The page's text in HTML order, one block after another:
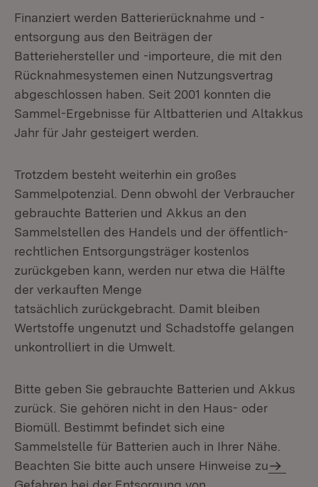
Finanziert werden Batterierücknahme und -
entsorgung aus den Beiträgen der
Batteriehersteller und -importeure, die mit den
Rücknahmesystemen einen Nutzungsvertrag
abgeschlossen haben. Seit 2001 konnten die
Sammel-Ergebnisse für Altbatterien und Altakkus
Jahr für Jahr gesteigert werden.
Trotzdem besteht weiterhin ein großes
Sammelpotenzial. Denn obwohl der Verbraucher
gebrauchte Batterien und Akkus an den
Sammelstellen des Handels und der öffentlich-
rechtlichen Entsorgungsträger kostenlos
zurückgeben kann, werden nur etwa die Hälfte
der verkauften Menge
tatsächlich zurückgebracht. Damit bleiben
Wertstoffe ungenutzt und Schadstoffe gelangen
unkontrolliert in die Umwelt.
Bitte geben Sie gebrauchte Batterien und Akkus
zurück. Sie gehören nicht in den Haus- oder
Biomüll. Bestimmt befindet sich eine
Sammelstelle für Batterien auch in Ihrer Nähe.
Beachten Sie bitte auch unsere Hinweise zu